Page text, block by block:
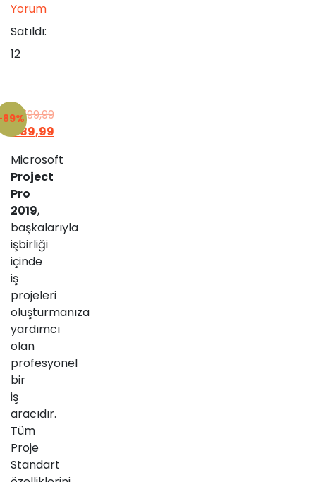
Yorum
Satıldı:
12
₺799,99
Orijinal
₺799,99.
₺89,99
andaki
fiyat:
₺89,99.
Microsoft
Project
Pro
2019,
başkalarıyla
işbirliği
içinde
iş
projeleri
oluşturmanıza
yardımcı
olan
profesyonel
bir
iş
aracıdır.
Tüm
Proje
Standart